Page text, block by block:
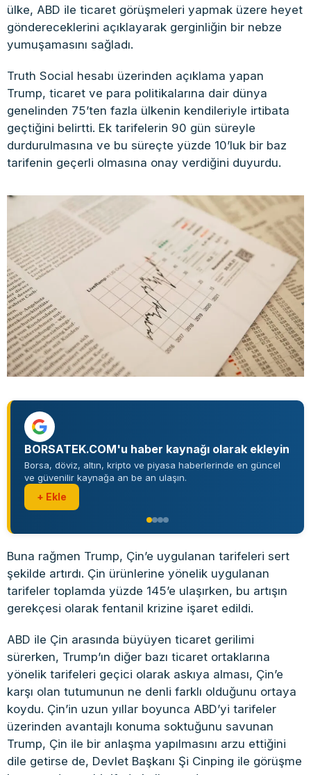
ülke, ABD ile ticaret görüşmeleri yapmak üzere heyet
göndereceklerini açıklayarak gerginliğin bir nebze
yumuşamasını sağladı.
Truth Social hesabı üzerinden açıklama yapan
Trump, ticaret ve para politikalarına dair dünya
genelinden 75’ten fazla ülkenin kendileriyle irtibata
geçtiğini belirtti. Ek tarifelerin 90 gün süreyle
durdurulmasına ve bu süreçte yüzde 10’luk bir baz
tarifenin geçerli olmasına onay verdiğini duyurdu.
BORSATEK.COM'u haber kaynağı olarak ekleyin
Borsa, döviz, altın, kripto ve piyasa haberlerinde en güncel
ve güvenilir kaynağa an be an ulaşın.
+ Ekle
Buna rağmen Trump, Çin’e uygulanan tarifeleri sert
şekilde artırdı. Çin ürünlerine yönelik uygulanan
tarifeler toplamda yüzde 145’e ulaşırken, bu artışın
gerekçesi olarak fentanil krizine işaret edildi.
ABD ile Çin arasında büyüyen ticaret gerilimi
sürerken, Trump’ın diğer bazı ticaret ortaklarına
yönelik tarifeleri geçici olarak askıya alması, Çin’e
karşı olan tutumunun ne denli farklı olduğunu ortaya
koydu. Çin’in uzun yıllar boyunca ABD’yi tarifeler
üzerinden avantajlı konuma soktuğunu savunan
Trump, Çin ile bir anlaşma yapılmasını arzu ettiğini
dile getirse de, Devlet Başkanı Şi Cinping ile görüşme